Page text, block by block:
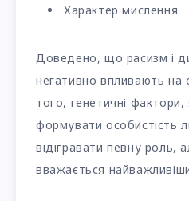
Характер мислення
Доведено, що расизм і
негативно впливають на
того, генетичні
формувати особистість
відігравати певну роль,
вважається